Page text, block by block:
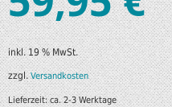
inkl. 19 % MwSt.
zzgl.Versandkosten
Lieferzeit:ca. 2-3 Werktage